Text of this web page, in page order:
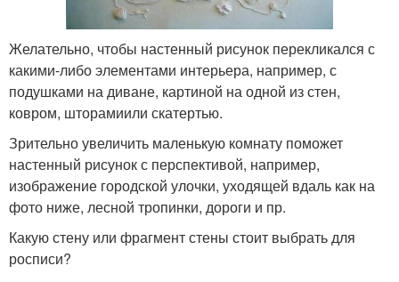
Желательно, чтобы настенный рисунок перекликался с
какими-либо элементами интерьера, например, с
подушками на диване, картиной на одной из стен,
ковром, шторамиили скатертью.
Зрительно увеличить маленькую комнату поможет
настенный рисунок с перспективой, например,
изображение городской улочки, уходящей вдаль как на
фото ниже, лесной тропинки, дороги и пр.
Какую стену или фрагмент стены стоит выбрать для
росписи?